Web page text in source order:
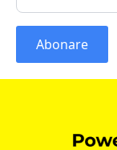
Abonare